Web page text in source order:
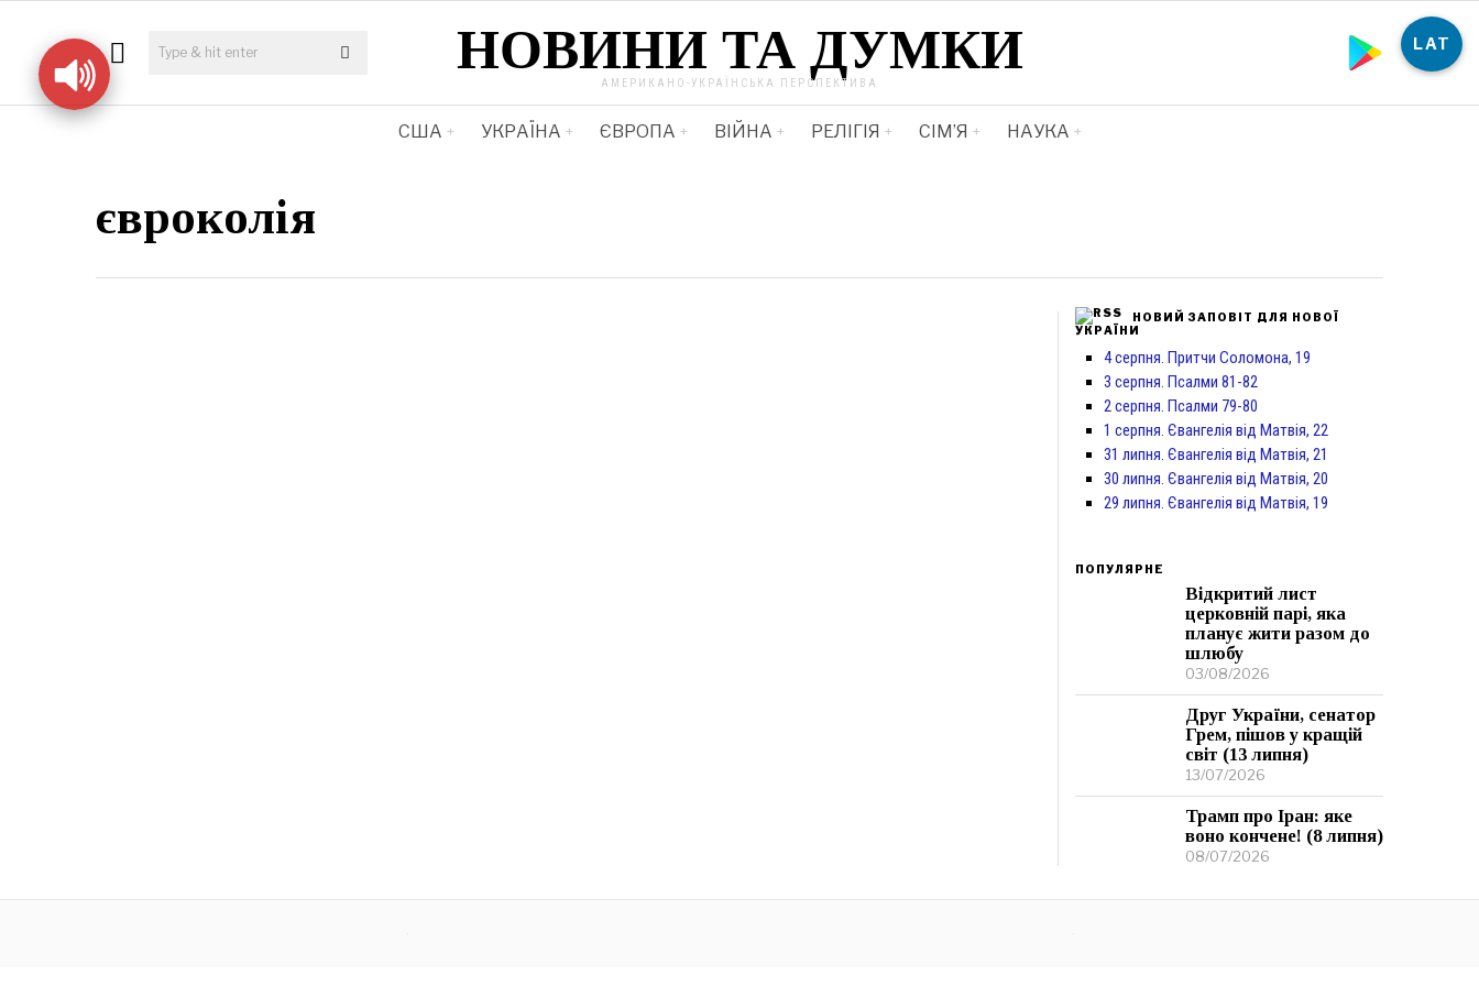
НОВИНИ ТА ДУМКИ
АМЕРИКАНО-УКРАЇНСЬКА ПЕРСПЕКТИВА
США УКРАЇНА ЄВРОПА ВІЙНА РЕЛІГІЯ СІМ’Я НАУКА
євроколія
НОВИЙ ЗАПОВІТ ДЛЯ НОВОЇ
УКРАЇНИ
4 серпня. Притчи Соломона, 19
3 серпня. Псалми 81-82
2 серпня. Псалми 79-80
1 серпня. Євангелія від Матвія, 22
31 липня. Євангелія від Матвія, 21
30 липня. Євангелія від Матвія, 20
29 липня. Євангелія від Матвія, 19
ПОПУЛЯРНЕ
Відкритий лист
церковній парі, яка
планує жити разом до
шлюбу
03/08/2026
Друг України, сенатор
Грем, пішов у кращій
світ (13 липня)
13/07/2026
Трамп про Іран: яке
воно кончене! (8 липня)
08/07/2026
LAT